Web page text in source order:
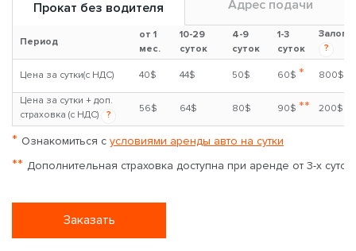
Прокат без водителя Адрес подачи
Период
от 1
мес.
10-29
суток
4-9
суток
1-3
суток
Залог
?
Цена за сутки(с НДС) 40$ 44$ 50$ 60$ * 800$
Цена за сутки + доп.
страховка (с НДС)
?
56$ 64$ 80$ 90$ ** 200$
* Ознакомиться с условиями аренды авто на сутки
** Дополнительная страховка доступна при аренде от 3-х суток
Заказать